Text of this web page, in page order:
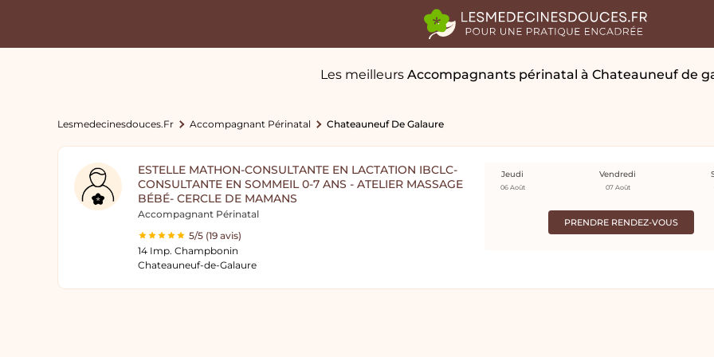
Les meilleurs Accompagnants périnatal à Chateauneuf de
Lesmedecinesdouces.fr Accompagnant Périnatal Chateauneuf De Galaure
ESTELLE MATHON-CONSULTANTE EN LACTATION IBCLC-
CONSULTANTE EN SOMMEIL 0-7 ANS - ATELIER MASSAGE
BÉBÉ- CERCLE DE MAMANS
Accompagnant Périnatal
5/5 (19 avis)
14 Imp. Champbonin
Chateauneuf-de-Galaure
PRENDRE RENDEZ-VOUS
Jeudi
06 Août
Vendredi
07 Août